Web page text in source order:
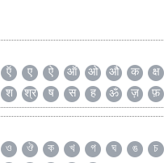
ऍ ए ऐ ऑ ओ औ क क्ष
श श्र ष स ह ॐ ज़ फ़
ও ঔ ক খ গ ঘ ঙ চ